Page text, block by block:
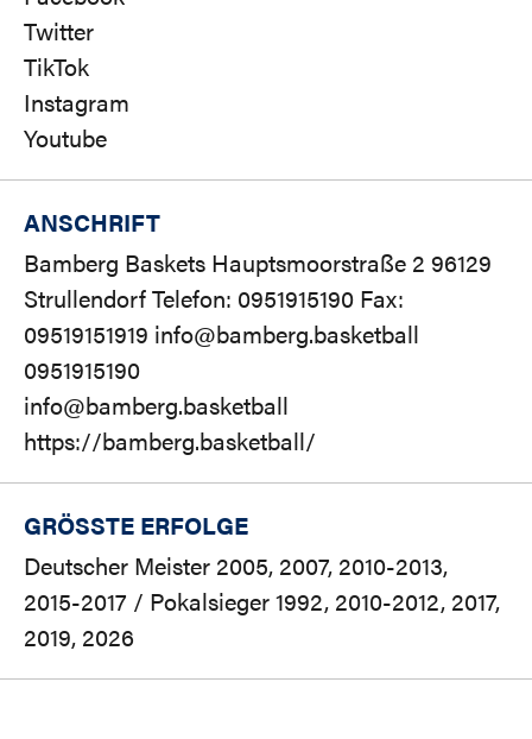
Twitter
TikTok
Instagram
Youtube
ANSCHRIFT
Bamberg Baskets Hauptsmoorstraße 2 96129
Strullendorf Telefon: 0951915190 Fax:
09519151919 info@bamberg.basketball
0951915190
info@bamberg.basketball
https://bamberg.basketball/
GRÖSSTE ERFOLGE
Deutscher Meister 2005, 2007, 2010-2013,
2015-2017 / Pokalsieger 1992, 2010-2012, 2017,
2019, 2026